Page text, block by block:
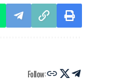
Follow: